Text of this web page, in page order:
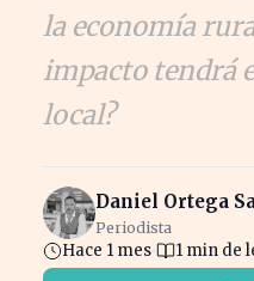
la economía
impacto tendrá
local?
Daniel Ortega
Periodista
Hace 1 mes 1 min de